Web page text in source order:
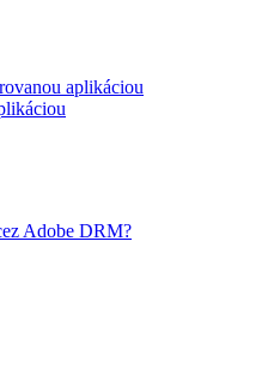
aplikáciou
Adobe DRM?